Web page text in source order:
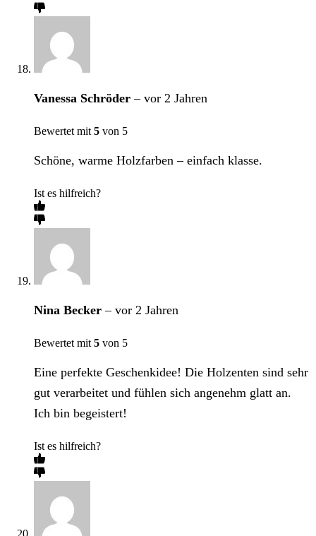
Vanessa Schröder– vor 2 Jahren
Bewertet mit 5 von 5
Schöne, warme Holzfarben – einfach klasse.
Ist es hilfreich?
Nina Becker– vor 2 Jahren
Bewertet mit 5 von 5
Eine perfekte Geschenkidee! Die Holzenten sind sehr
gut verarbeitet und fühlen sich angenehm glatt an.
Ich bin begeistert!
Ist es hilfreich?